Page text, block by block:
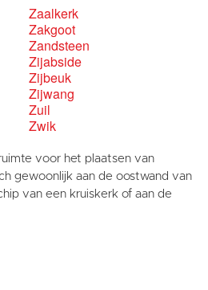
Zaalkerk
Zakgoot
Zandsteen
Zijabside
Zijbeuk
Zijwang
Zuil
Zwik
voor het plaatsen van
gewoonlijk aan de oostwand van
van een kruiskerk of aan de